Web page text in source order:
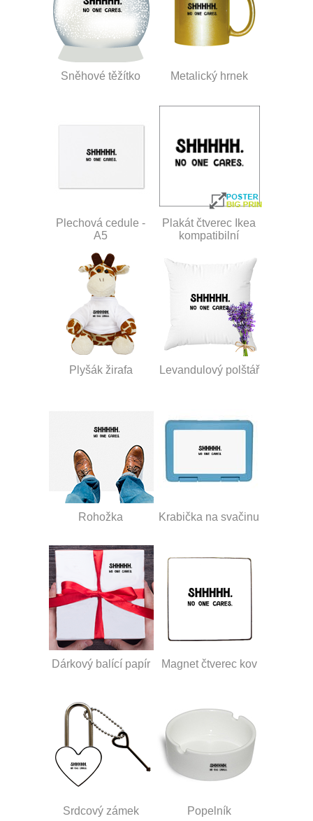
Sněhové těžítko Metalický hrnek
Plechová cedule -
A5
Plakát čtverec Ikea
kompatibilní
Plyšák žirafa Levandulový polštář
Rohožka Krabička na svačinu
Dárkový balící papír Magnet čtverec kov
Srdcový zámek Popelník